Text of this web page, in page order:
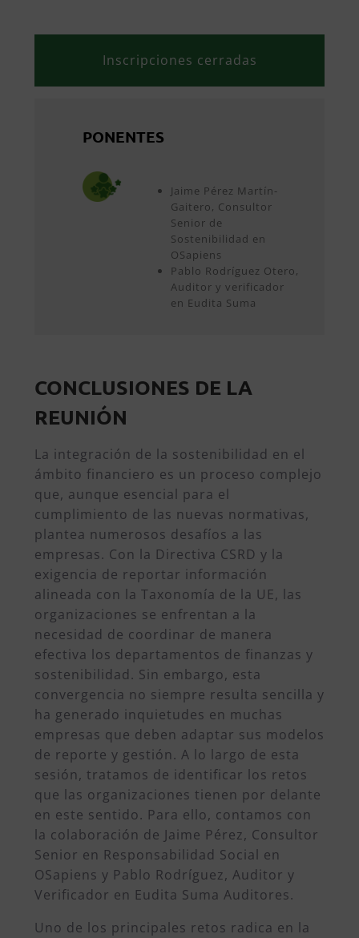
Inscripciones cerradas
PONENTES
Jaime Pérez Martín-
Gaitero, Consultor
Senior de
Sostenibilidad en
OSapiens
Pablo Rodríguez Otero,
Auditor y verificador
en Eudita Suma
CONCLUSIONES DE LA
REUNIÓN
La integración de la sostenibilidad en el
ámbito financiero es un proceso complejo
que, aunque esencial para el
cumplimiento de las nuevas normativas,
plantea numerosos desafíos a las
empresas. Con la Directiva CSRD y la
exigencia de reportar información
alineada con la Taxonomía de la UE, las
organizaciones se enfrentan a la
necesidad de coordinar de manera
efectiva los departamentos de finanzas y
sostenibilidad. Sin embargo, esta
convergencia no siempre resulta sencilla y
ha generado inquietudes en muchas
empresas que deben adaptar sus modelos
de reporte y gestión. A lo largo de esta
sesión, tratamos de identificar los retos
que las organizaciones tienen por delante
en este sentido. Para ello, contamos con
la colaboración de Jaime Pérez, Consultor
Senior en Responsabilidad Social en
OSapiens y Pablo Rodríguez, Auditor y
Verificador en Eudita Suma Auditores.
Uno de los principales retos radica en la